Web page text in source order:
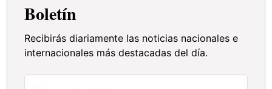
Boletín
Recibirás diariamente las noticias nacionales e
internacionales más destacadas del día.